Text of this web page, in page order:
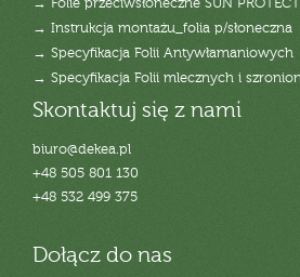
→ Folie przeciwsłoneczne SUN PROTECT
→ Instrukcja montażu_folia p/słoneczna
→ Specyfikacja Folii Antywłamaniowych
→ Specyfikacja Folii mlecznych i
Skontaktuj się z nami
biuro@dekea.pl
+48 505 801 130
+48 532 499 375
Dołącz do nas